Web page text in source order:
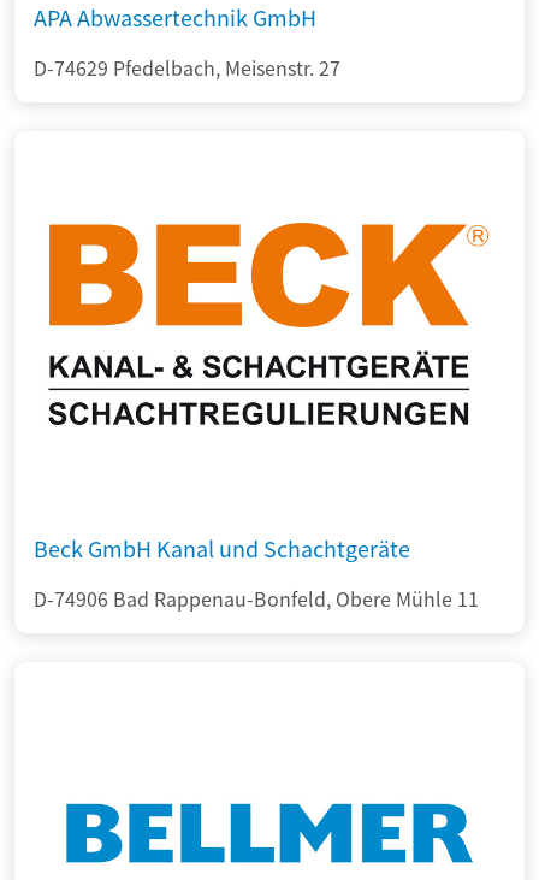
APA Abwassertechnik GmbH
D-74629 Pfedelbach, Meisenstr. 27
Beck GmbH Kanal und Schachtgeräte
D-74906 Bad Rappenau-Bonfeld, Obere Mühle 11